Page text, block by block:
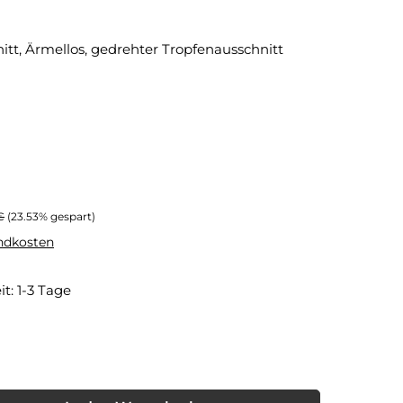
Ärmellos, gedrehter Tropfenausschnitt
Preis:
(23.53% gespart)
1-3 Tage
zurzeit nicht verfügbar.)
Wert ein oder benutze die Schaltflächen um die